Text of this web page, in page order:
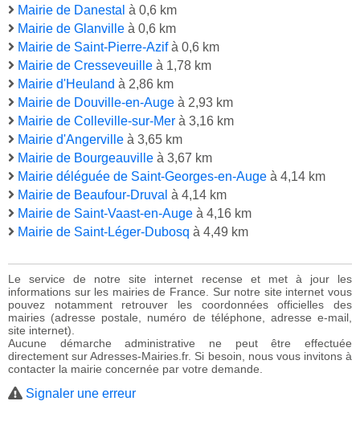
Mairie de Danestal à 0,6 km
Mairie de Glanville à 0,6 km
Mairie de Saint-Pierre-Azifà 0,6 km
Mairie de Cresseveuille à 1,78 km
Mairie d'Heuland à 2,86 km
Mairie de Douville-en-Auge à 2,93 km
Mairie de Colleville-sur-Mer à 3,16 km
Mairie d'Angerville à 3,65 km
Mairie de Bourgeauville à 3,67 km
Mairie déléguée de Saint-Georges-en-Auge à 4,14 km
Mairie de Beaufour-Druval à 4,14 km
Mairie de Saint-Vaast-en-Auge à 4,16 km
Mairie de Saint-Léger-Dubosq à 4,49 km
Le service de notre site internet recense et met à jour les
informations sur les mairies de France. Sur notre site internet vous
pouvez notamment retrouver les coordonnées officielles des
mairies (adresse postale, numéro de téléphone, adresse e-mail,
site internet).
Aucune démarche administrative ne peut être effectuée
directement sur Adresses-Mairies.fr. Si besoin, nous vous invitons à
contacter la mairie concernée par votre demande.
Signaler une erreur